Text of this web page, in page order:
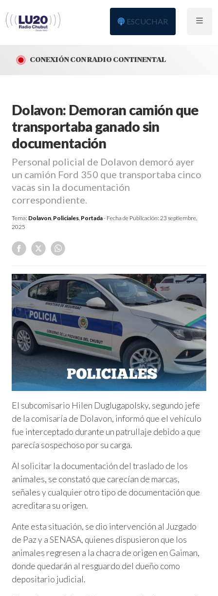
ESCUCHAR
CONEXIÓN CON RADIO CONTINENTAL
Dolavon: Demoran camión que
transportaba ganado sin
documentación
Personal policial de Dolavon demoró ayer
un camión Ford 350 que transportaba cinco
vacas sin la documentación
correspondiente.
Tema: Dolavon, Policiales, Portada- Fecha de Publicación: 23 septiembre,
2025
El subcomisario Hilen Duglugapolsky, segundo jefe
de la comisaría de Dolavon, informó que el vehículo
fue interceptado durante un patrullaje debido a que
parecía sospechoso por su carga.
Al solicitar la documentación del traslado de los
animales, se constató que carecían de marcas,
señales y cualquier otro tipo de documentación que
acreditara su origen.
Ante esta situación, se dio intervención al Juzgado
de Paz y a SENASA, quienes dispusieron que los
animales regresen a la chacra de origen en Gaiman,
donde quedarán al resguardo del dueño como
depositario judicial.